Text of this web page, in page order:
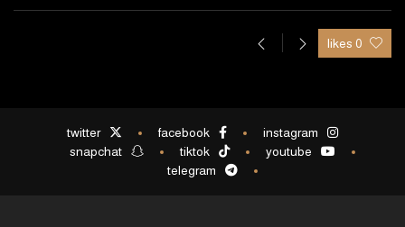
0 likes
instagram
facebook
twitter
youtube
tiktok
snapchat
telegram